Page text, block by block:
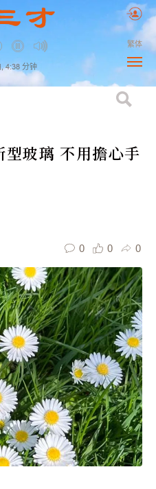
4:38 分钟
繁体
型玻璃 不用擔心手
0 0 0